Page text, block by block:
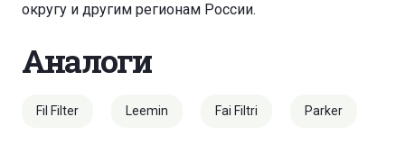
округу и другим регионам России.
Аналоги
Fil Filter Leemin Fai Filtri Parker